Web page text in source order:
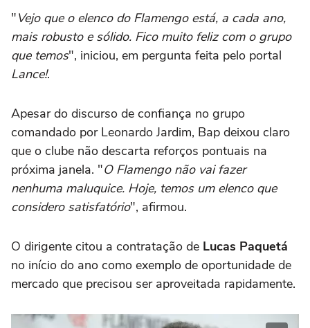
"Vejo que o elenco do Flamengo está, a cada ano,
mais robusto e sólido. Fico muito feliz com o grupo
que temos", iniciou, em pergunta feita pelo portal
Lance!.
Apesar do discurso de confiança no grupo
comandado por Leonardo Jardim, Bap deixou claro
que o clube não descarta reforços pontuais na
próxima janela. "O Flamengo não vai fazer
nenhuma maluquice. Hoje, temos um elenco que
considero satisfatório", afirmou.
O dirigente citou a contratação de Lucas Paquetá
no início do ano como exemplo de oportunidade de
mercado que precisou ser aproveitada rapidamente.